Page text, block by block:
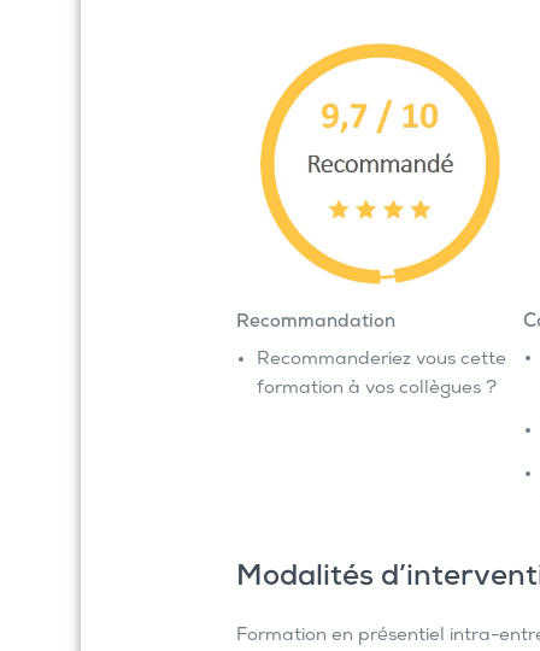
Recommandation
Recommanderiez vous cette
formation à vos collègues ?
Modalités
Formation en présentiel intra-